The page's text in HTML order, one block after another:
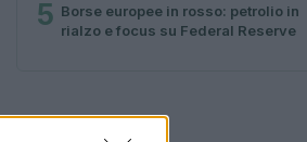
5 Borse europee in rosso: petrolio in
rialzo e focus su Federal Reserve